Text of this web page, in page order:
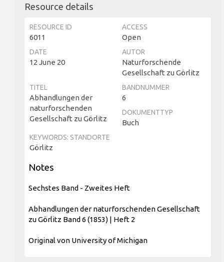
Resource details
RESOURCE ID
6011
ACCESS
Open
DATE
12 June 20
AUTOR
Naturforschende
Gesellschaft zu Görlitz
TITEL
Abhandlungen der
naturforschenden
Gesellschaft zu Görlitz
BANDNUMMER
6
DOKUMENTTYP
Buch
KEYWORDS: STANDORTE
Görlitz
Notes
Sechstes Band - Zweites Heft
Abhandlungen der naturforschenden Gesellschaft
zu Görlitz Band 6 (1853) | Heft 2
Original von University of Michigan